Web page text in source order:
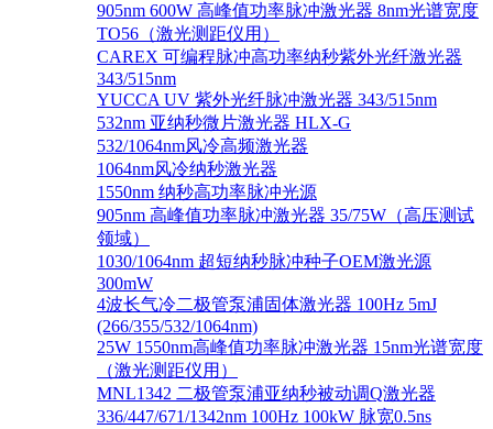
905nm 600W 高峰值功率脉冲激光器 8nm光谱宽度
TO56（激光测距仪用）
CAREX 可编程脉冲高功率纳秒紫外光纤激光器
343/515nm
YUCCA UV 紫外光纤脉冲激光器 343/515nm
532nm 亚纳秒微片激光器 HLX-G
532/1064nm风冷高频激光器
1064nm风冷纳秒激光器
1550nm 纳秒高功率脉冲光源
905nm 高峰值功率脉冲激光器 35/75W（高压测试
领域）
1030/1064nm 超短纳秒脉冲种子OEM激光源
300mW
4波长气冷二极管泵浦固体激光器 100Hz 5mJ
(266/355/532/1064nm)
25W 1550nm高峰值功率脉冲激光器 15nm光谱宽度
（激光测距仪用）
MNL1342 二极管泵浦亚纳秒被动调Q激光器
336/447/671/1342nm 100Hz 100kW 脉宽0.5ns